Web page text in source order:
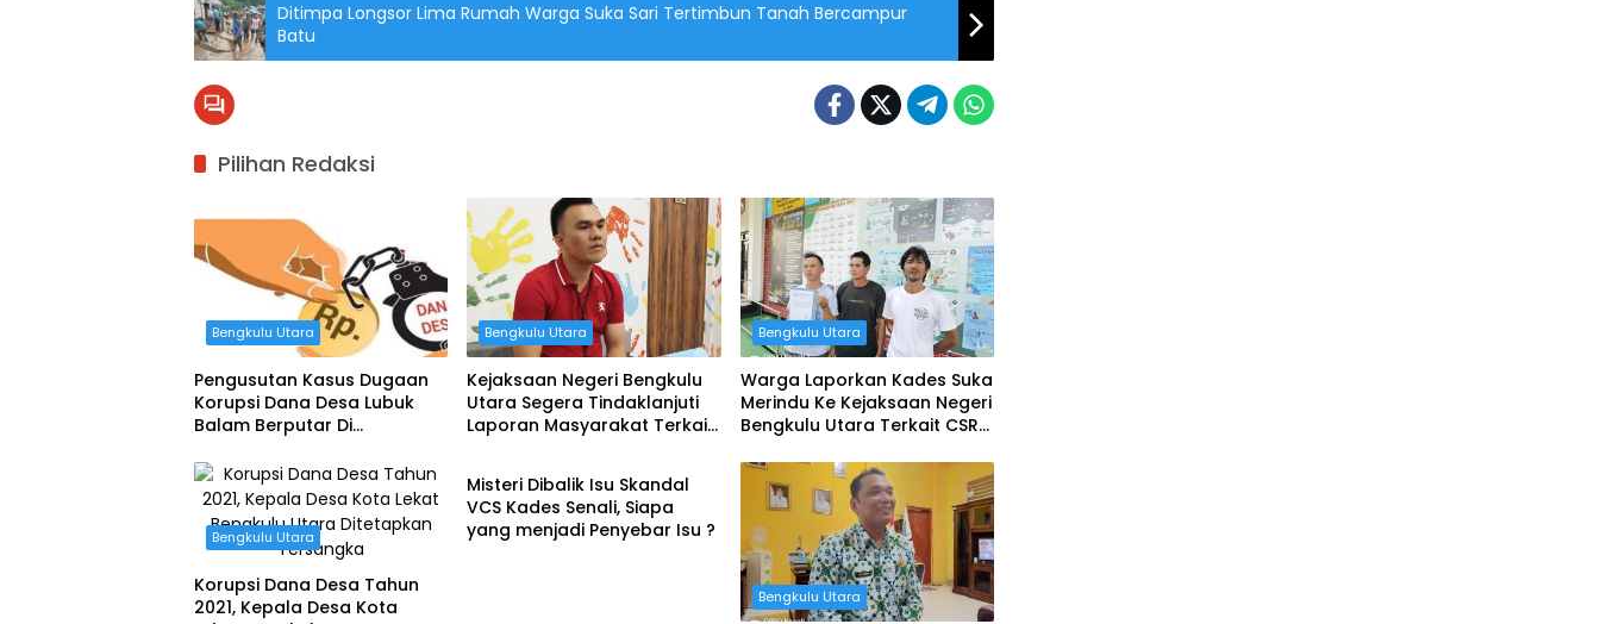
Ditimpa Longsor Lima Rumah Warga Suka Sari Tertimbun Tanah Bercampur
Batu
Pilihan Redaksi
Bengkulu Utara
Pengusutan Kasus Dugaan
Korupsi Dana Desa Lubuk
Balam Berputar Di
Bengkulu Utara
Kejaksaan Negeri Bengkulu
Utara Segera Tindaklanjuti
Laporan Masyarakat Terkait
Bengkulu Utara
Warga Laporkan Kades Suka
Merindu Ke Kejaksaan Negeri
Bengkulu Utara Terkait CSR
Bengkulu Utara
Korupsi Dana Desa Tahun
2021, Kepala Desa Kota
Bengkulu Utara
Misteri Dibalik Isu Skandal
VCS Kades Senali, Siapa
yang menjadi Penyebar Isu ?
Bengkulu Utara